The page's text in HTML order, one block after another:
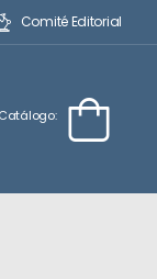
Comité Editorial